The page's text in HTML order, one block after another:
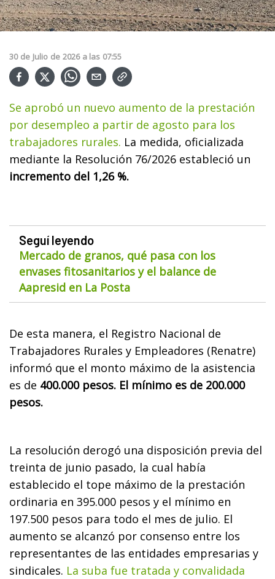
30 de Julio de 2026 a las 07:55
Se aprobó un nuevo aumento de la prestación
por desempleo a partir de agosto para los
trabajadores rurales. La medida, oficializada
mediante la Resolución 76/2026 estableció un
incremento del 1,26 %.
Seguí leyendo
Mercado de granos, qué pasa con los
envases fitosanitarios y el balance de
Aapresid en La Posta
De esta manera, el Registro Nacional de
Trabajadores Rurales y Empleadores (Renatre)
informó que el monto máximo de la asistencia
es de 400.000 pesos. El mínimo es de 200.000
pesos.
La resolución derogó una disposición previa del
treinta de junio pasado, la cual había
establecido el tope máximo de la prestación
ordinaria en 395.000 pesos y el mínimo en
197.500 pesos para todo el mes de julio. El
aumento se alcanzó por consenso entre los
representantes de las entidades empresarias y
sindicales. La suba fue tratada y convalidada